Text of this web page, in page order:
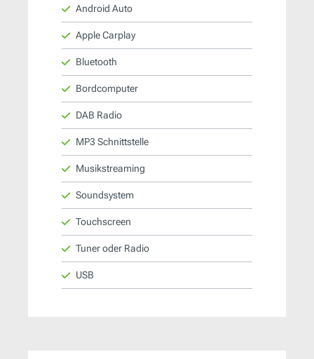
Android Auto
Apple Carplay
Bluetooth
Bordcomputer
DAB Radio
MP3 Schnittstelle
Musikstreaming
Soundsystem
Touchscreen
Tuner oder Radio
USB